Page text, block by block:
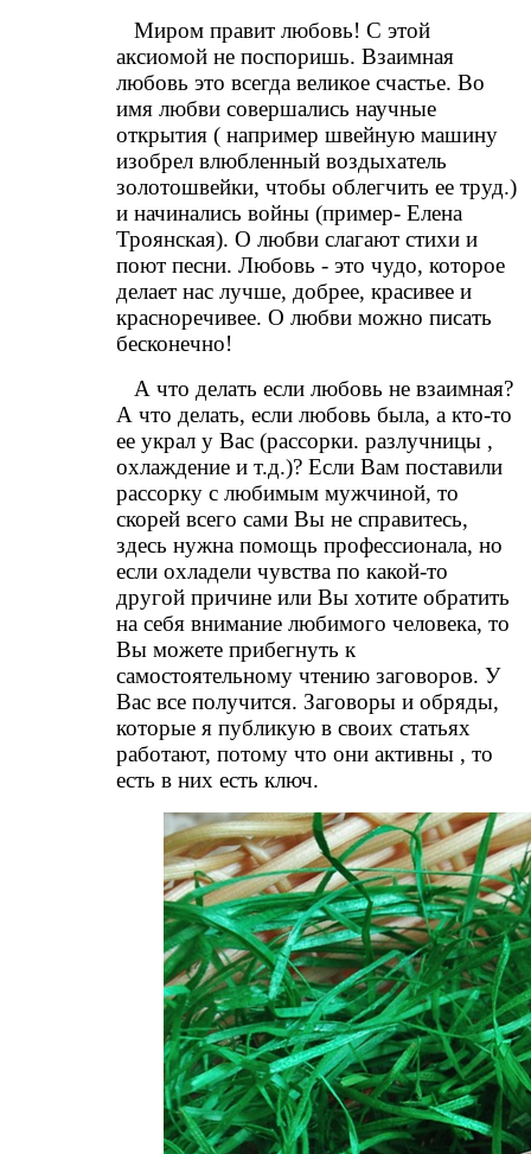
Миром правит любовь! С этой
аксиомой не поспоришь. Взаимная
любовь это всегда великое счастье. Во
имя любви совершались научные
открытия ( например швейную машину
изобрел влюбленный воздыхатель
золотошвейки, чтобы облегчить ее труд.)
и начинались войны (пример- Елена
Троянская). О любви слагают стихи и
поют песни. Любовь - это чудо, которое
делает нас лучше, добрее, красивее и
красноречивее. О любви можно писать
бесконечно!
А что делать если любовь не взаимная?
А что делать, если любовь была, а кто-то
ее украл у Вас (рассорки. разлучницы ,
охлаждение и т.д.)? Если Вам поставили
рассорку с любимым мужчиной, то
скорей всего сами Вы не справитесь,
здесь нужна помощь профессионала, но
если охладели чувства по какой-то
другой причине или Вы хотите обратить
на себя внимание любимого человека, то
Вы можете прибегнуть к
самостоятельному чтению заговоров. У
Вас все получится. Заговоры и обряды,
которые я публикую в своих статьях
работают, потому что они активны , то
есть в них есть ключ.